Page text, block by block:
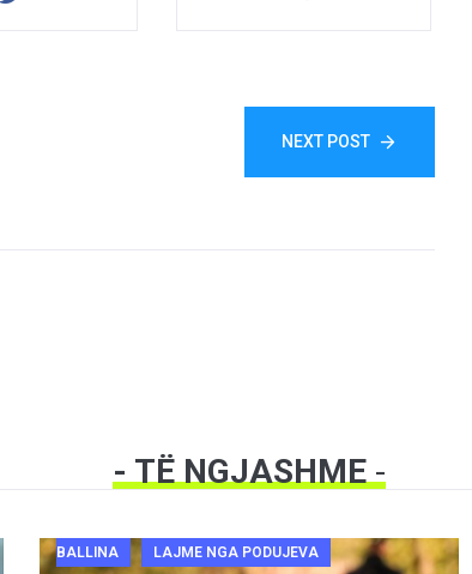
NEXT POST
- TË NGJASHME-
BALLINA LAJME NGA PODUJEVA